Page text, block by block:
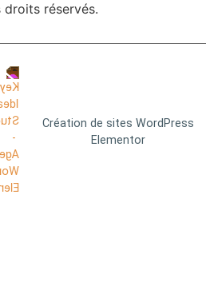
réservés.
Création de sites WordPress
Elementor